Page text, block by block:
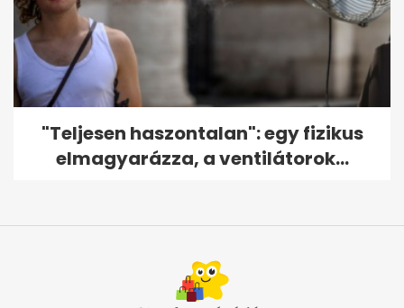
"Teljesen haszontalan": egy fizikus
elmagyarázza, a ventilátorok...